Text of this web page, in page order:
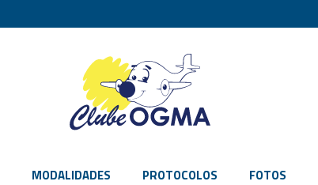
MODALIDADES PROTOCOLOS FOTOS